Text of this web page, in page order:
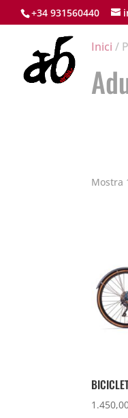
+34 931560440
Inici /
Mostra